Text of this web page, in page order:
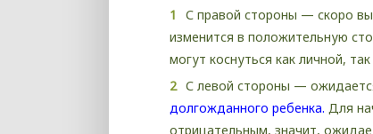
С правой стороны — скоро
изменится в положительную
могут коснуться как личной,
С левой стороны —
долгожданного ребенка. Для
отрицательным, значит,